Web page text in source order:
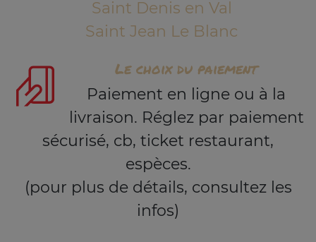
Saint Denis en Val
Saint Jean Le Blanc
Le choix du paiement
Paiement en ligne ou à la
livraison. Réglez par paiement
sécurisé, cb, ticket restaurant,
espèces.
(pour plus de détails, consultez les
infos)